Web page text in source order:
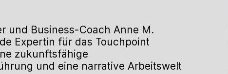
und Business-Coach Anne M.
Expertin für das Touchpoint
zukunftsfähige
und eine narrative Arbeitswelt